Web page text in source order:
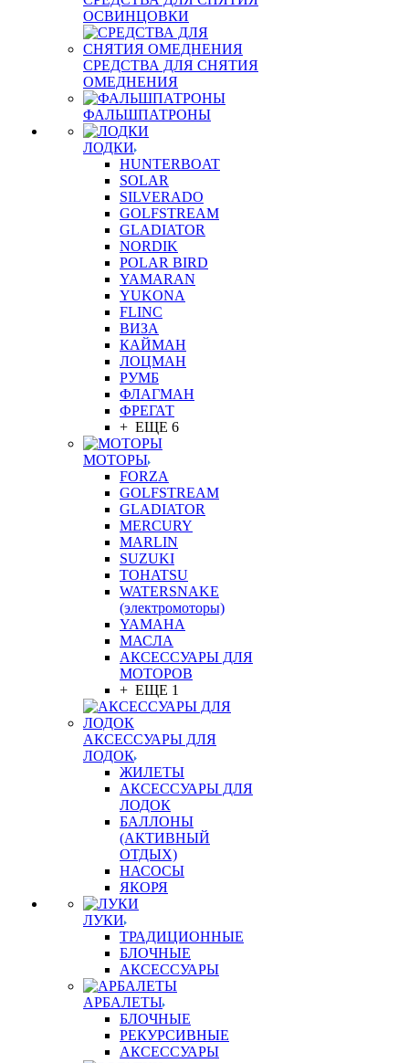
ОСВИНЦОВКИ
СРЕДСТВА ДЛЯ СНЯТИЯ
ОМЕДНЕНИЯ
ФАЛЬШПАТРОНЫ
ЛОДКИ
HUNTERBOAT
SOLAR
SILVERADO
GOLFSTREAM
GLADIATOR
NORDIK
POLAR BIRD
YAMARAN
YUKONA
FLINC
ВИЗА
КАЙМАН
ЛОЦМАН
РУМБ
ФЛАГМАН
ФРЕГАТ
+ ЕЩЕ 6
МОТОРЫ
FORZA
GOLFSTREAM
GLADIATOR
MERCURY
MARLIN
SUZUKI
TOHATSU
WATERSNAKE
(электромоторы)
YAMAHA
МАСЛА
АКСЕССУАРЫ ДЛЯ
МОТОРОВ
+ ЕЩЕ 1
АКСЕССУАРЫ ДЛЯ
ЛОДОК
ЖИЛЕТЫ
АКСЕССУАРЫ ДЛЯ
ЛОДОК
БАЛЛОНЫ
(АКТИВНЫЙ
ОТДЫХ)
НАСОСЫ
ЯКОРЯ
ЛУКИ
ТРАДИЦИОННЫЕ
БЛОЧНЫЕ
АКСЕССУАРЫ
АРБАЛЕТЫ
БЛОЧНЫЕ
РЕКУРСИВНЫЕ
АКСЕССУАРЫ